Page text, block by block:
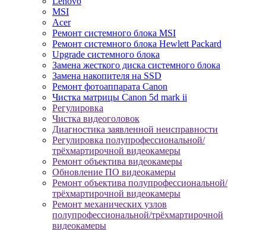
MSI
Acer
Ремонт системного блока MSI
Ремонт системного блока Hewlett Packard
Upgrade системного блока
Замена жесткого диска системного блока
Замена накопителя на SSD
Ремонт фотоаппарата Canon
Чистка матрицы Canon 5d mark ii
Регулировка
Чистка видеоголовок
Диагностика заявленной неисправности
Регулировка полупрофессиональной/
трёхмартирочной видеокамеры
Ремонт объектива видеокамеры
Обновление ПО видеокамеры
Ремонт объектива полупрофессиональной/
трёхмартирочной видеокамеры
Ремонт механических узлов
полупрофессиональной/трёхмартирочной
видеокамеры